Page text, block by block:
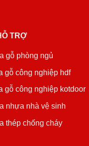
TRỢ
gỗ phòng ngủ
gỗ công nghiệp hdf
gỗ công nghiệp kotdoor
nhựa nhà vệ sinh
thép chống cháy